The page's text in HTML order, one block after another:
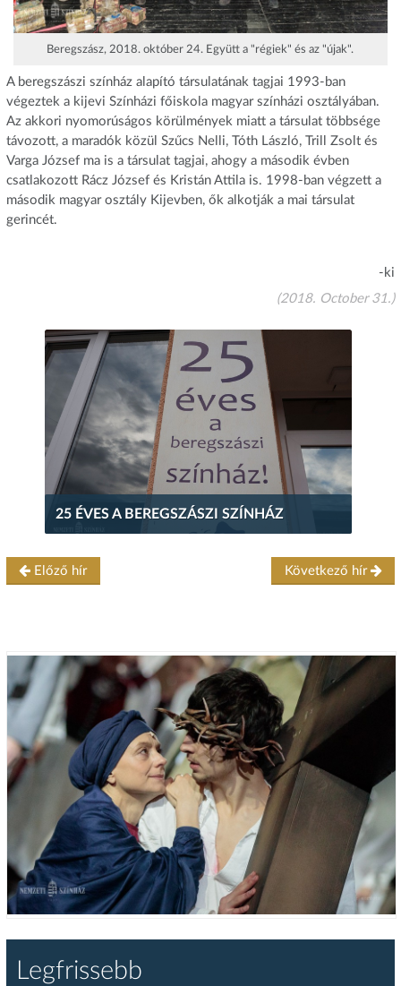
Beregszász, 2018. október 24. Együtt a "régiek" és az "újak".
A beregszászi színház alapító társulatának tagjai 1993-ban
végeztek a kijevi Színházi főiskola magyar színházi osztályában.
Az akkori nyomorúságos körülmények miatt a társulat többsége
távozott, a maradók közül Szűcs Nelli, Tóth László, Trill Zsolt és
Varga József ma is a társulat tagjai, ahogy a második évben
csatlakozott Rácz József és Kristán Attila is. 1998-ban végzett a
második magyar osztály Kijevben, ők alkotják a mai társulat
gerincét.
-ki
(2018. October 31.)
25 ÉVES A BEREGSZÁSZI SZÍNHÁZ
Előző hír Következő hír
Legfrissebb